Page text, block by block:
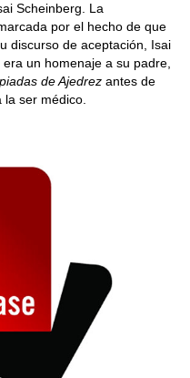
Scheinberg. La
por el hecho de que
discurso de aceptación, Isai
un homenaje a su padre,
de Ajedrez antes de
ser médico.